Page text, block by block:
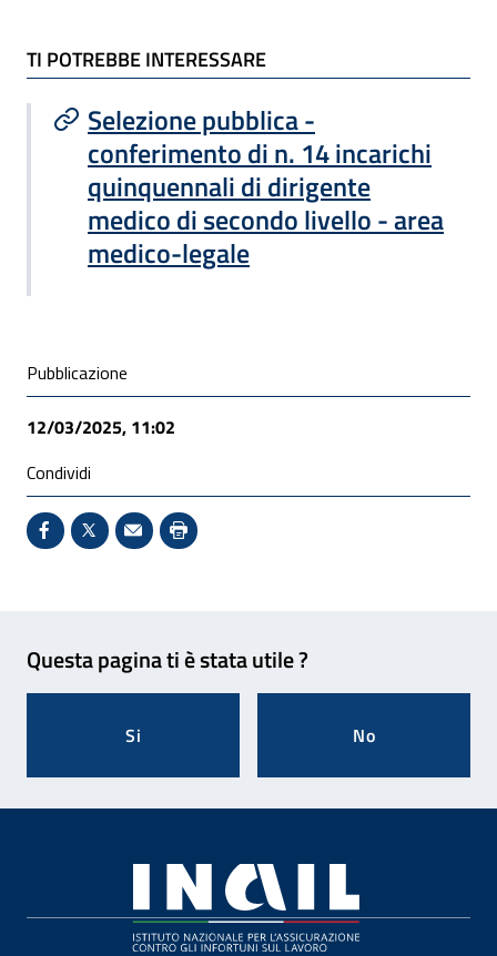
TI POTREBBE INTERESSARE
TI POTREBBE INTERESSARE
Selezione pubblica -
conferimento di n. 14 incarichi
quinquennali di dirigente
medico di secondo livello - area
medico-legale
Condivisione social
Pubblicazione
12/03/2025, 11:02
Condividi
Condividi su Facebook - Sito esterno - Apertura in
X - Sito esterno - Apertura in nuova finestra
Invio Mail: apre il programma di posta
Stampa pagina: scelta meno
Questa pagina ti è stata utile ?
Si No